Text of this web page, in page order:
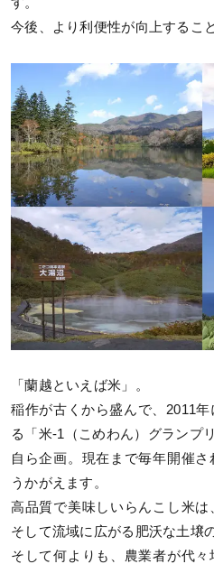
今後、より利便性が向上するこ
「蘭越といえば米」。
稲作が古くから盛んで、2011
る「米-1（こめわん）グランプ
自ら企画。現在まで毎年開催
うかがえます。
高品質で美味しいらんこし米は
そして流域に広がる肥沃な土壌
そして何よりも、農業者が代